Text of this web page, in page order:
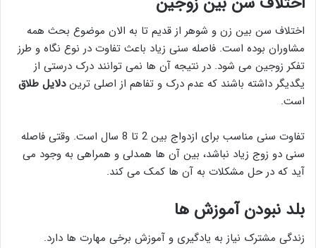
اختلاف سن بین زن و شوهر از قدیم تا به الان موضوع بحث همه
مشاوران بوده است. فاصله سنی زیاد باعث تفاوت در نوع نگاه و طرز
تفکر زوجین می شود. در نتیجه آن ها نمی توانند درک درستی از
یگدیگر داشته باشند که عدم درک و تفاهم از اصلی تریندلایل طلاق
است.
تفاوت سنی مناسب برای ازدواج بین 2 تا 8 سال است. وقتی فاصله
سنی دو زوج زیاد نباشد، بین آن ها همدلی و همراهی به وجود می
آید که در حل مشکلات به آن ها کمک می کند.
بلد نبودن آموزش ها
زندگی مشترک نیاز به یادگیری و آموزش برخی مهارت ها دارد.